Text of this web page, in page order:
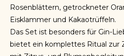
Rosenblättern, getrockneter
Eisklammer und Kakaotrüffeln.
Das Set ist besonders für Gin-
bietet ein komplettes Ritual zur